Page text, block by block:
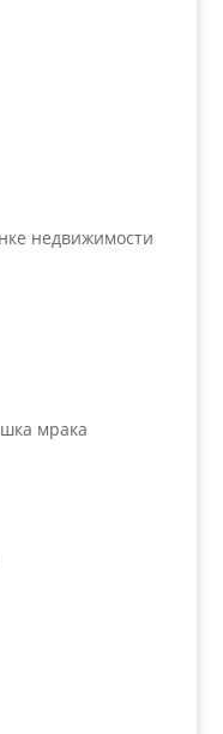
недвижимости
мрака